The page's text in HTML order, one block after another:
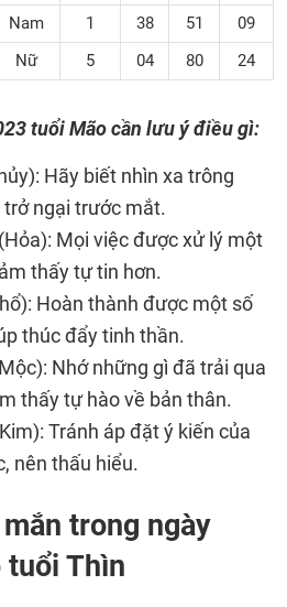
Nam 1 38 51
09
Nữ
5 04 80 24
tuổi Mão cần lưu ý điều gì:
Hãy biết nhìn xa trông
ngại trước mắt.
Mọi việc được xử lý một
thấy tự tin hơn.
Hoàn thành được một số
thúc đẩy tinh thần.
Nhớ những gì đã trải qua
thấy tự hào về bản thân.
Tránh áp đặt ý kiến của
nên thấu hiểu.
trong ngày
Thìn